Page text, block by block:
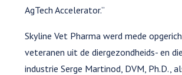
AgTech Accelerator.”
Skyline Vet Pharma werd mede
veteranen uit de diergezondheids- en
industrie Serge Martinod, DVM, Ph.D.,